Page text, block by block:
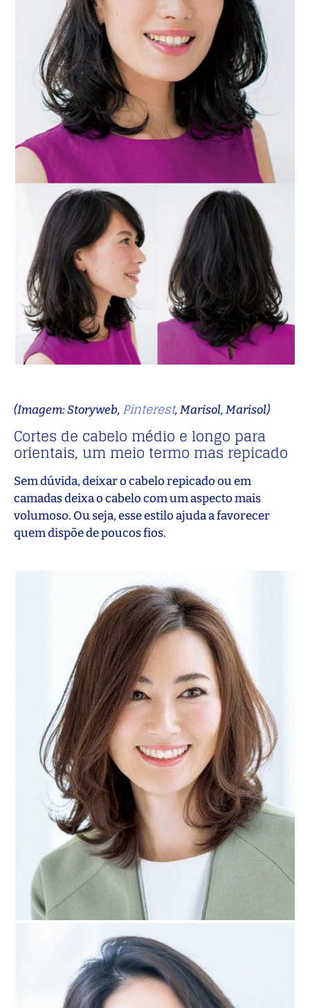
(Imagem: Storyweb, Pinterest, Marisol, Marisol)
Cortes de cabelo médio e longo para
orientais, um meio termo mas repicado
Sem dúvida, deixar o cabelo repicado ou em
camadas deixa o cabelo com um aspecto mais
volumoso. Ou seja, esse estilo ajuda a favorecer
quem dispõe de poucos fios.